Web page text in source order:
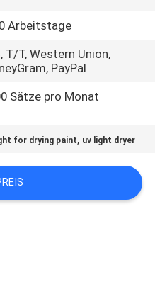
Arbeitstage
T/T, Western Union,
PayPal
Sätze pro Monat
for drying paint, uv light dryer